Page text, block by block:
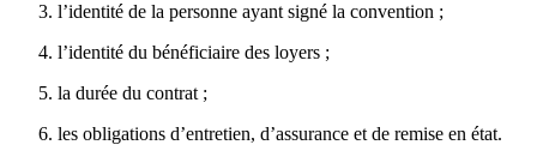
l’identité de la personne ayant signé la convention ;
l’identité du bénéficiaire des loyers ;
la durée du contrat ;
les obligations d’entretien, d’assurance et de remise en état.